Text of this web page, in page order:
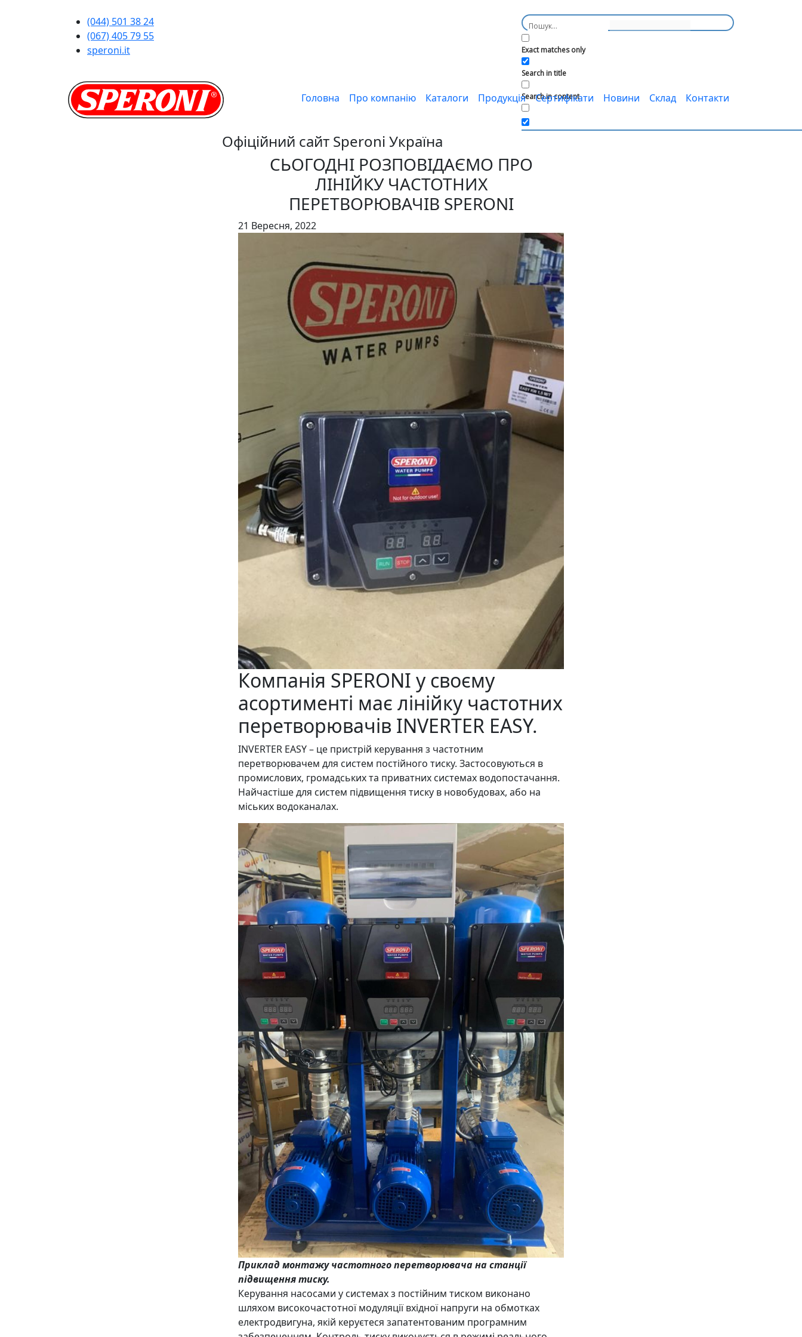
(044) 501 38 24
(067) 405 79 55
speroni.it
Exact matches only
Search in title
Search in content
Головна Про компанію Каталоги Продукція Сертифікати Новини Cклад Контакти
Офіційний сайт Speroni Україна
СЬОГОДНІ РОЗПОВІДАЄМО ПРО
ЛІНІЙКУ ЧАСТОТНИХ
ПЕРЕТВОРЮВАЧІВ SPERONI
21 Вересня, 2022
Компанія SPERONI у своєму
асортименті має лінійку частотних
перетворювачів INVERTER EASY.
INVERTER EASY – це пристрій керування з частотним
перетворювачем для систем постійного тиску. Застосовуються в
промислових, громадських та приватних системах водопостачання.
Найчастіше для систем підвищення тиску в новобудовах, або на
міських водоканалах.
Приклад монтажу частотного перетворювача на станції
підвищення тиску.
Керування насосами у системах з постійним тиском виконано
шляхом високочастотної модуляції вхідної напруги на обмотках
електродвигуна, якій керуєтеся запатентованим програмним